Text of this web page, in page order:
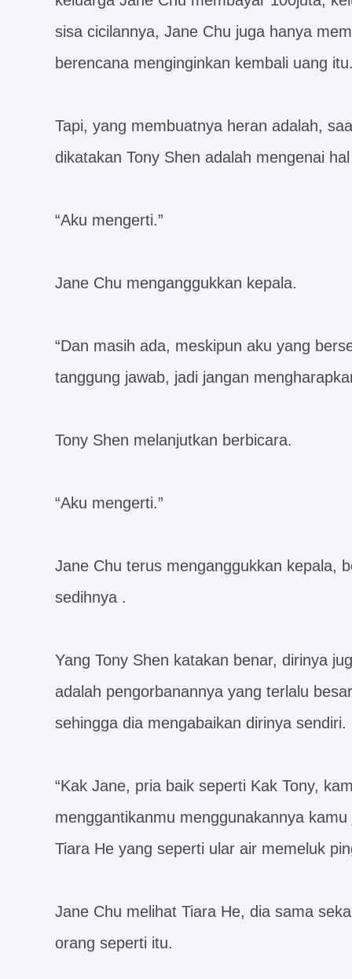
sisa cicilannya, Jane Chu juga hanya
berencana menginginkan kembali uang
Tapi, yang membuatnya heran adalah,
dikatakan Tony Shen adalah mengenai
“Aku mengerti.”
Jane Chu menganggukkan kepala.
“Dan masih ada, meskipun aku yang
tanggung jawab, jadi jangan
Tony Shen melanjutkan berbicara.
“Aku mengerti.”
Jane Chu terus menganggukkan kepala,
sedihnya .
Yang Tony Shen katakan benar, dirinya
adalah pengorbanannya yang terlalu
sehingga dia mengabaikan dirinya sendiri.
“Kak Jane, pria baik seperti Kak Tony,
menggantikanmu menggunakannya
Tiara He yang seperti ular air memeluk
Jane Chu melihat Tiara He, dia sama
orang seperti itu.